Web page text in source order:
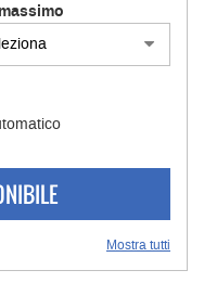
Mostra tutti